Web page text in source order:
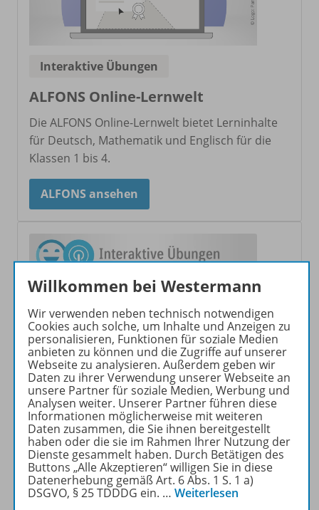
Interaktive Übungen
ALFONS Online-Lernwelt
Die ALFONS Online-Lernwelt bietet Lerninhalte
für Deutsch, Mathematik und Englisch für die
Klassen 1 bis 4.
ALFONS ansehen
Interaktive Übungen
Interaktive Übungen
Die Interaktiven Übungen ermöglichen gezieltes
Üben mit direktem Feedback – lehrwerksnah
oder lehrwerksunabhängig.
Willkommen bei Westermann
Wir verwenden neben technisch notwendigen
Cookies auch solche, um Inhalte und Anzeigen zu
personalisieren, Funktionen für soziale Medien
anbieten zu können und die Zugriffe auf unserer
Webseite zu analysieren. Außerdem geben wir
Daten zu ihrer Verwendung unserer Webseite an
unsere Partner für soziale Medien, Werbung und
Analysen weiter. Unserer Partner führen diese
Informationen möglicherweise mit weiteren
Daten zusammen, die Sie ihnen bereitgestellt
haben oder die sie im Rahmen Ihrer Nutzung der
Dienste gesammelt haben. Durch Betätigen des
Buttons „Alle Akzeptieren“ willigen Sie in diese
Datenerhebung gemäß Art. 6 Abs. 1 S. 1 a)
DSGVO, § 25 TDDDG ein. … Weiterlesen